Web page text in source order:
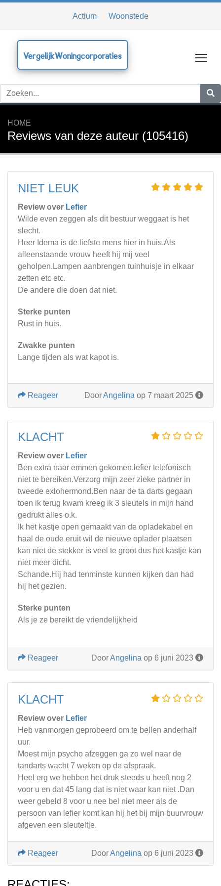
Actium Woonstede
VergelijkWoningcorporaties
HOME
Reviews van deze auteur (105416)
NIET LEUK
Review over Lefier
Wilde even zeggen als dit bestuur weggaat is het
slecht.
Heer Idema is de liefste mens hier in huis.Als
alleenstaande vrouw heeft hij mij veel
geholpen.Lampen aanbrengen tuinhuisje in elkaar
zetten etc etc.
De andere die doen dat niet.
Sterke punten
Rust in huis.
Zwakke punten
Lange tijden als wat kapot is.
DoorAngelina op 7 maart 2025
Reageer
KLACHT
Review over Lefier
Ben extra naar emmen gekomen.lefier telefonisch
niet te bereiken.Verzorg mijn zeer zieke partner in
tweede exlohermond.Ben naar de ta darts gegaan
toen ik terug kwam kreeg ik 3 sleutels in mijn hand
gedrukt alles o.k.
Ik het kastje open gemaakt van de opladekabel en
haal de oude eruit wil de nieuwe oplader plaatsen
kan niet de stekker is veel te groot dus het kastje kan
niet meer dicht.
Schande.Hij had tenminste kunnen kijken dan had
hij het gezien.
Sterke punten
Als je ze bereikt de vriendelijkheid
DoorAngelina op 6 juni 2023
Reageer
KLACHT
Review over Lefier
Heb vanmorgen geprobeerd om te bellen anderhalf
uur.
Moest mijn psycho afzeggen ga zo wel naar de
tandarts wacht 7 weken op de afspraak.
Heel erg we hebben het druk steeds u heeft nog 2
voor u en dat 45 lang dat is niet waar kan niet .Dan
weer gebeld 8 voor u nee bel niet meer als de
persoon van lefier komt kan hij het bij mijn buurvrouw
afgeven een sleuteltje.
DoorAngelina op 6 juni 2023
Reageer